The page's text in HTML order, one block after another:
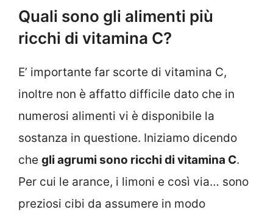
Quali sono gli alimenti più
ricchi di vitamina C?
E’ importante far scorte di vitamina C,
inoltre non è affatto difficile dato che in
numerosi alimenti vi è disponibile la
sostanza in questione. Iniziamo dicendo
che gli agrumi sono ricchi di vitamina C.
Per cui le arance, i limoni e così via… sono
preziosi cibi da assumere in modo